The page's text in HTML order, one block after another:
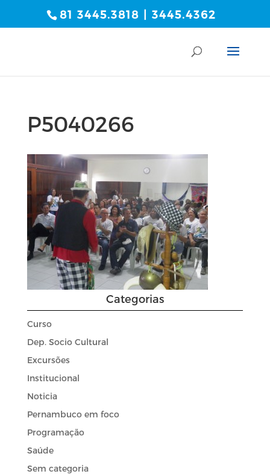
81 3445.3818 | 3445.4362
P5040266
Categorias
Curso
Dep. Socio Cultural
Excursões
Institucional
Noticia
Pernambuco em foco
Programação
Saúde
Sem categoria